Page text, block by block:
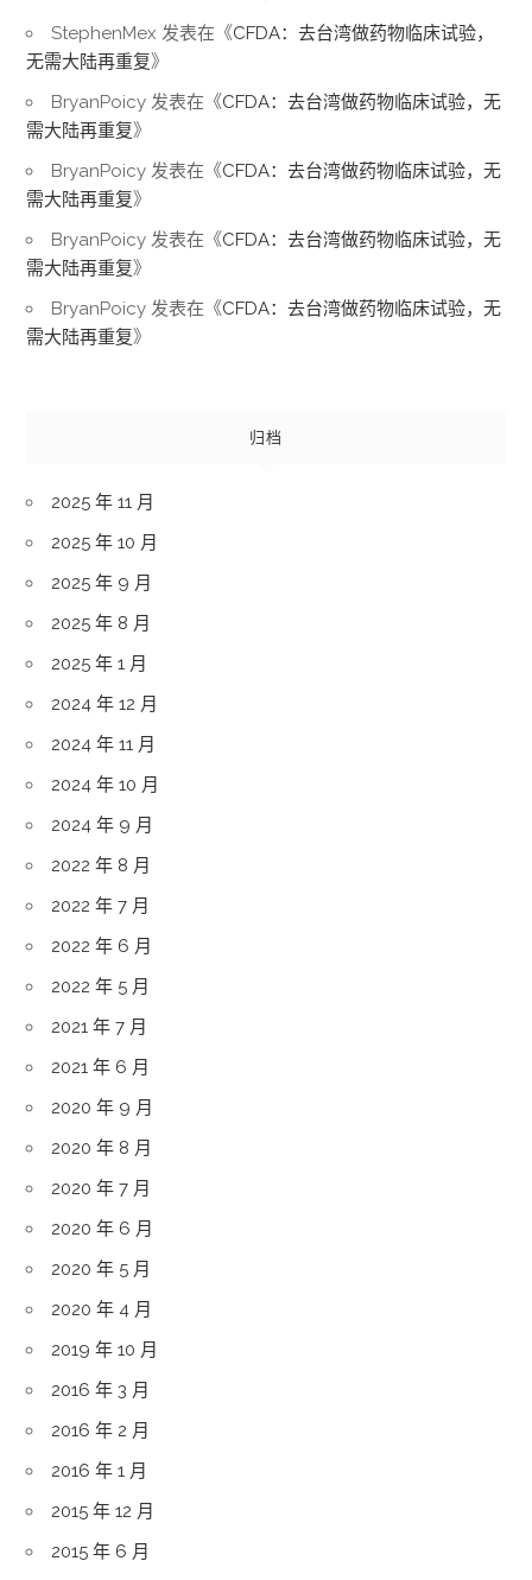
StephenMex 发表在《CFDA：去台湾做药物临床试验，
无需大陆再重复》
BryanPoicy 发表在《CFDA：去台湾做药物临床试验，无
需大陆再重复》
BryanPoicy 发表在《CFDA：去台湾做药物临床试验，无
需大陆再重复》
BryanPoicy 发表在《CFDA：去台湾做药物临床试验，无
需大陆再重复》
BryanPoicy 发表在《CFDA：去台湾做药物临床试验，无
需大陆再重复》
归档
2025 年 11 月
2025 年 10 月
2025 年 9 月
2025 年 8 月
2025 年 1 月
2024 年 12 月
2024 年 11 月
2024 年 10 月
2024 年 9 月
2022 年 8 月
2022 年 7 月
2022 年 6 月
2022 年 5 月
2021 年 7 月
2021 年 6 月
2020 年 9 月
2020 年 8 月
2020 年 7 月
2020 年 6 月
2020 年 5 月
2020 年 4 月
2019 年 10 月
2016 年 3 月
2016 年 2 月
2016 年 1 月
2015 年 12 月
2015 年 6 月